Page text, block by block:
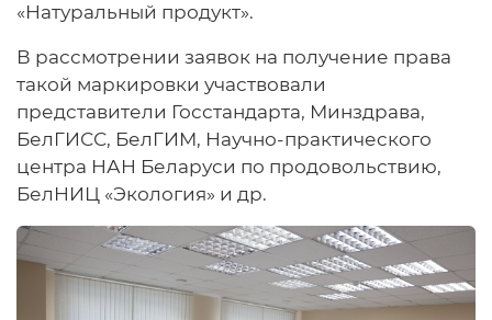
«Натуральный продукт».
В рассмотрении заявок на получение права
такой маркировки участвовали
представители Госстандарта, Минздрава,
БелГИСС, БелГИМ, Научно-практического
центра НАН Беларуси по продовольствию,
БелНИЦ «Экология» и др.